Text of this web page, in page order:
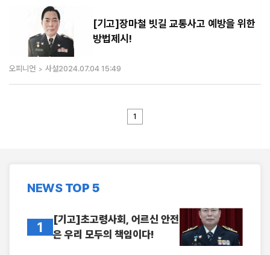
[기고]장마철 빗길 교통사고 예방을 위한
방법제시!
오피니언 사설2024.07.04 15:49
1
NEWS TOP 5
1
[기고]초고령사회, 어르신 안전
은 우리 모두의 책임이다!